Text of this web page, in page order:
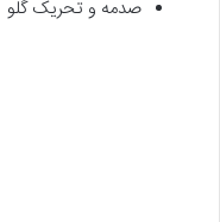
صدمه و تحریک گلو